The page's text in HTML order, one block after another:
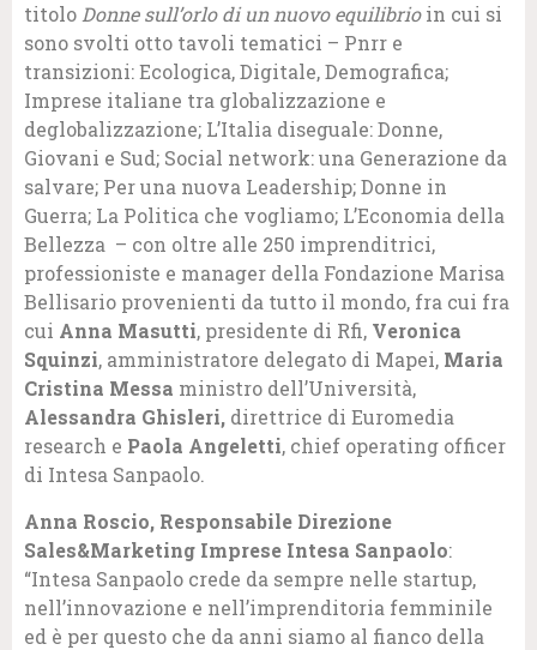
titoloDonne sull’orlo di un nuovo equilibrioin cui si
sono svolti otto tavoli tematici – Pnrr e
transizioni: Ecologica, Digitale, Demografica;
Imprese italiane tra globalizzazione e
deglobalizzazione; L’Italia diseguale: Donne,
Giovani e Sud; Social network: una Generazione da
salvare; Per una nuova Leadership; Donne in
Guerra; La Politica che vogliamo; L’Economia della
Bellezza – con oltre alle 250 imprenditrici,
professioniste e manager della Fondazione Marisa
Bellisario provenienti da tutto il mondo, fra cui fra
cui Anna Masutti, presidente di Rfi, Veronica
Squinzi, amministratore delegato di Mapei, Maria
Cristina Messa ministro dell’Università,
Alessandra Ghisleri, direttrice di Euromedia
research e Paola Angeletti, chief operating officer
di Intesa Sanpaolo.
Anna Roscio, Responsabile Direzione
Sales&Marketing Imprese Intesa Sanpaolo:
“Intesa Sanpaolo crede da sempre nelle startup,
nell’innovazione e nell’imprenditoria femminile
ed è per questo che da anni siamo al fianco della